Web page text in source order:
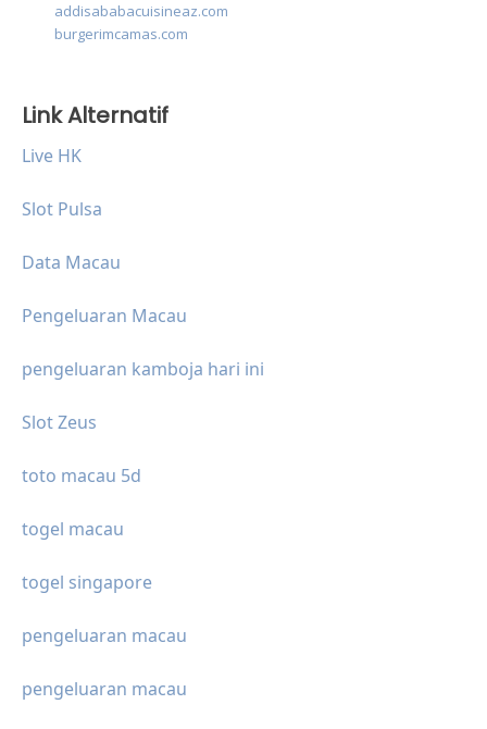
addisababacuisineaz.com
burgerimcamas.com
Link Alternatif
Live HK
Slot Pulsa
Data Macau
Pengeluaran Macau
pengeluaran kamboja hari ini
Slot Zeus
toto macau 5d
togel macau
togel singapore
pengeluaran macau
pengeluaran macau